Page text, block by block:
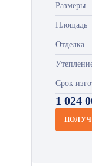
Размеры
Площадь
Отделка
Срок
1 024